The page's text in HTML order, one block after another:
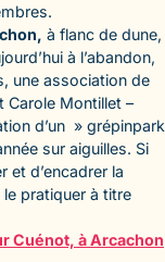
à flanc de dune,
à l’abandon,
une association de
Carole Montillet –
d’un » grépinpark
sur aiguilles. Si
et d’encadrer la
le pratiquer à titre
Cuénot, à Arcachon